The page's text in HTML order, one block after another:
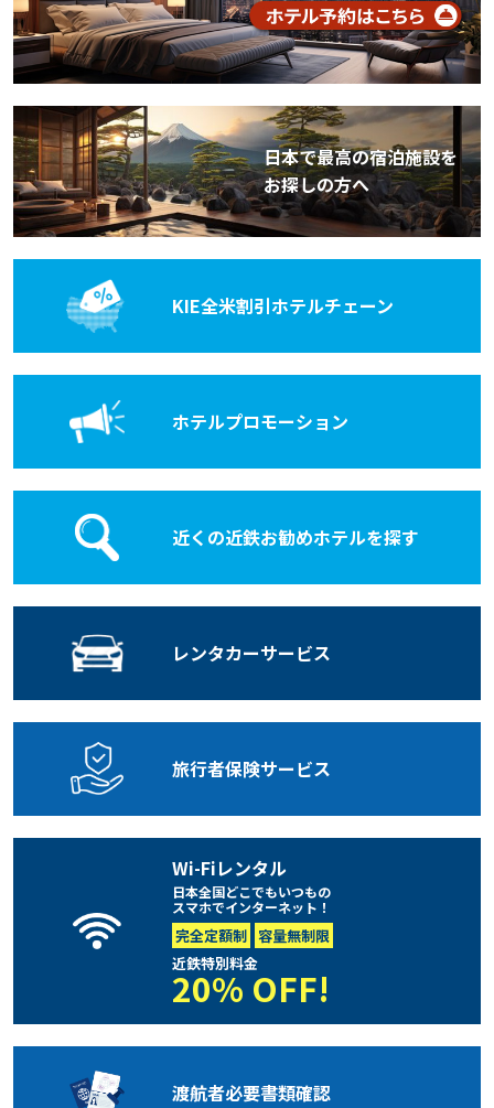
日本で最高の宿泊施設を
お探しの方へ
KIE全米割引ホテルチェーン
ホテルプロモーション
近くの近鉄お勧めホテルを探す
レンタカーサービス
旅行者保険サービス
Wi-Fiレンタル
日本全国どこでもいつもの
スマホでインターネット！
完全定額制 容量無制限
近鉄特別料金
20% OFF!
渡航者必要書類確認